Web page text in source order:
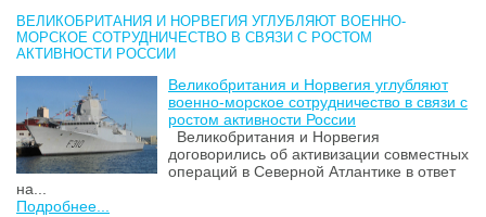
ВЕЛИКОБРИТАНИЯ И НОРВЕГИЯ УГЛУБЛЯЮТ ВОЕННО-
МОРСКОЕ СОТРУДНИЧЕСТВО В СВЯЗИ С РОСТОМ
АКТИВНОСТИ РОССИИ
Великобритания и Норвегия углубляют
военно-морское сотрудничество в связи с
ростом активности России
Великобритания и Норвегия
договорились об активизации совместных
операций в Северной Атлантике в ответ
на...
Подробнее...